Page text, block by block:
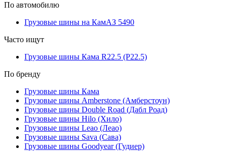
По автомобилю
Грузовые шины на КамАЗ 5490
Часто ищут
Грузовые шины Кама R22.5 (Р22.5)
По бренду
Грузовые шины Кама
Грузовые шины Amberstone (Амберстоун)
Грузовые шины Double Road (Дабл Роад)
Грузовые шины Hilo (Хило)
Грузовые шины Leao (Леао)
Грузовые шины Sava (Сава)
Грузовые шины Goodyear (Гудиер)